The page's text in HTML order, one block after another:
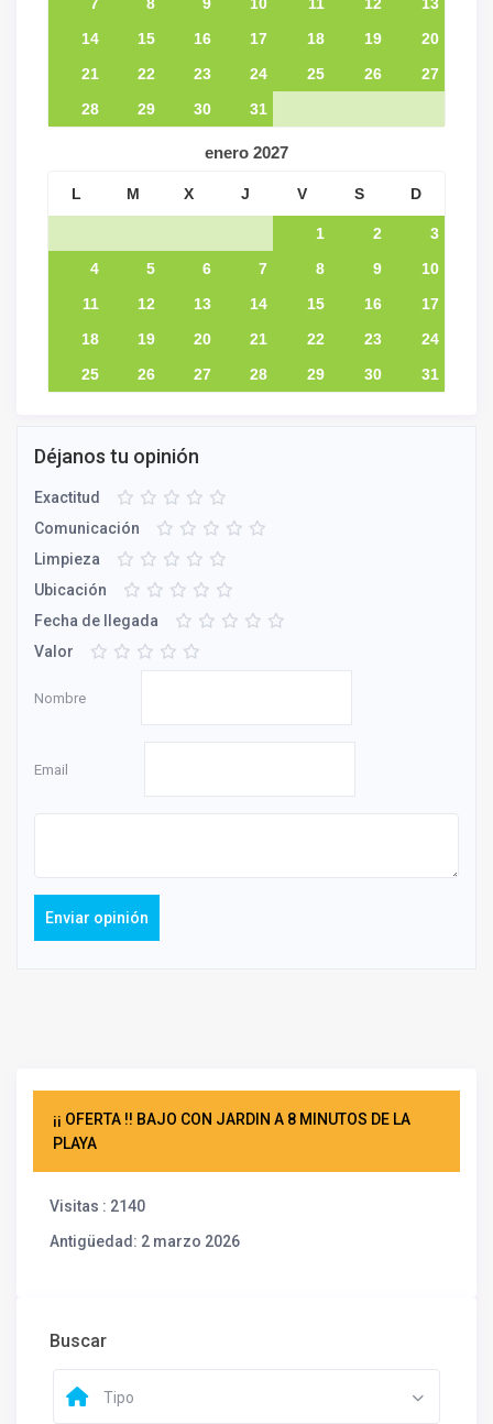
14
15 16 17 18 19
20
21
22 23 24 25 26
27
28
29 30 31
enero 2027
L M X J V S D
1 2
3
4
5 6 7 8 9
10
11
12 13 14 15 16
17
18
19 20 21 22 23
24
25
26 27 28 29 30 31
Déjanos tu opinión
Exactitud
Comunicación
Limpieza
Ubicación
Fecha de llegada
Valor
Nombre
Email
Enviar opinión
¡¡ OFERTA !! BAJO CON JARDIN A 8 MINUTOS DE LA
PLAYA
Visitas : 2140
Antigüedad : 2 marzo 2026
Buscar
Tipo